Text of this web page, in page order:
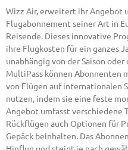
Wizz Air, erweitert ihr Angebot
Flugabonnement seiner Art in
Reisende. Dieses innovative
ihre Flugkosten für ein ganzes
unabhängig von der Saison
MultiPass können Abonnenten
von Flügen auf internationalen
nutzen, indem sie eine feste
Angebot umfasst verschiedene
Rückflügen auch Optionen für
Gepäck beinhalten. Das